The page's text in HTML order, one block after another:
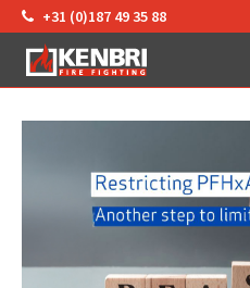
+31 (0)187 49 35 88